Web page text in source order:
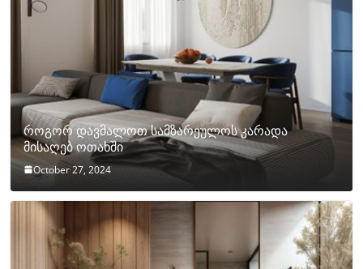
როგორ დავმალოთ სამზარეულოს კარადა
მისაღებ ოთახში
October 27, 2024